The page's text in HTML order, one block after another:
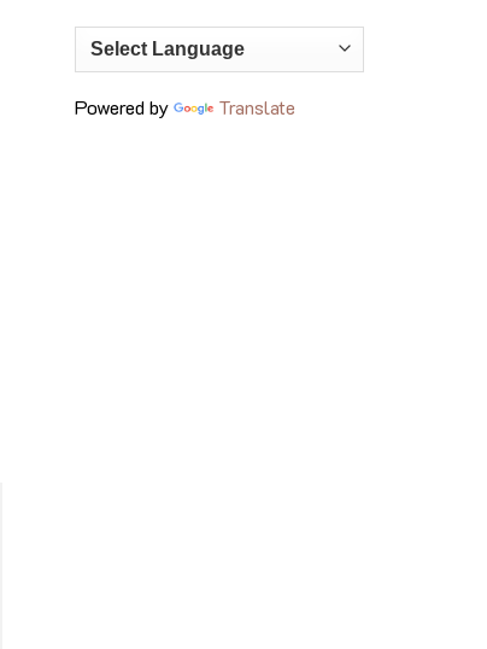
ถั่ว
สุด
พรีเมียม
ที่
Bangkok
Surawong
on
เชฟ
รุ่น
ใหม่
เปลี่ยน
วงการ
Powered by Translate